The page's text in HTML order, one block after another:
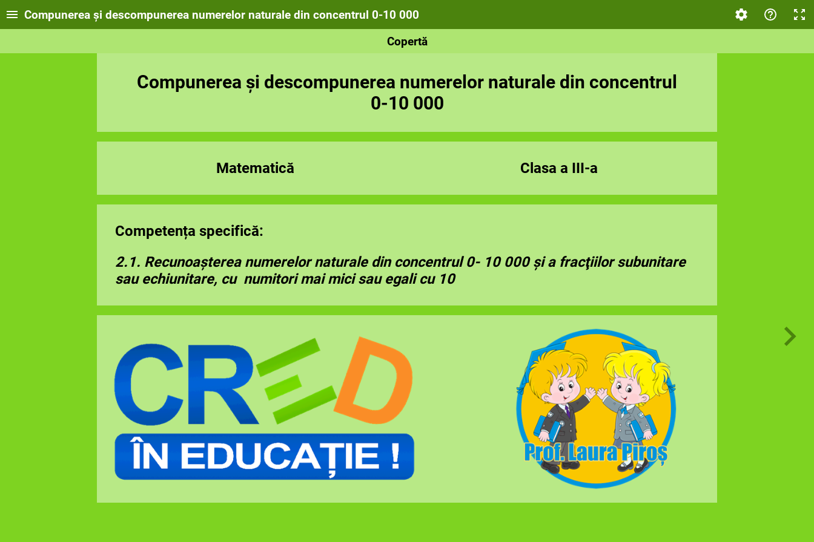
Compunerea și descompunerea numerelor naturale din concentrul 0-10 000
Copertă
Compunerea și descompunerea numerelor naturale din concentrul
0-10 000
Matematică Clasa a III-a
Competența specifică:
2.1. Recunoaşterea numerelor naturale din concentrul 0- 10 000 şi a fracţiilor subunitare
sau echiunitare, cu numitori mai mici sau egali cu 10